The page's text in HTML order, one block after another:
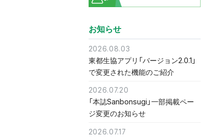
お知らせ
2026.08.03
東都生協アプリ「バージョン2.0.1」
で変更された機能のご紹介
2026.07.20
「本誌Sanbonsugi」一部掲載ペー
ジ変更のお知らせ
2026.07.17